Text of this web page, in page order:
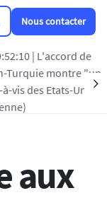
Nous contacter
| L'accord de
montre "un
des Etats-Unis
aux